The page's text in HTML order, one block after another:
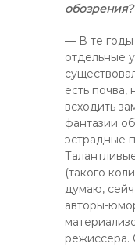
обозрения?
— В те годы
отдельные
есть
всходить
фантазии
эстрадные
(такого
думаю,
авторы-
режиссёра.